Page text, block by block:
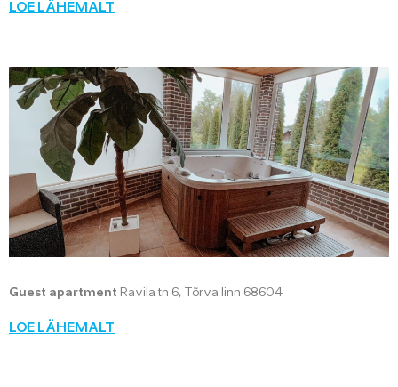
LOE LÄHEMALT
Guest apartment Ravila tn 6, Tõrva linn 68604
LOE LÄHEMALT